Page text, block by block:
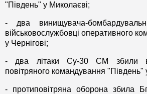
"Південь" у Миколаєві;
- два винищувача-
військовослужбовці оперативного
у Чернігові;
- два літаки Су-30 СМ збили
повітряного командування "Південь"
- протиповітряна оборона збила